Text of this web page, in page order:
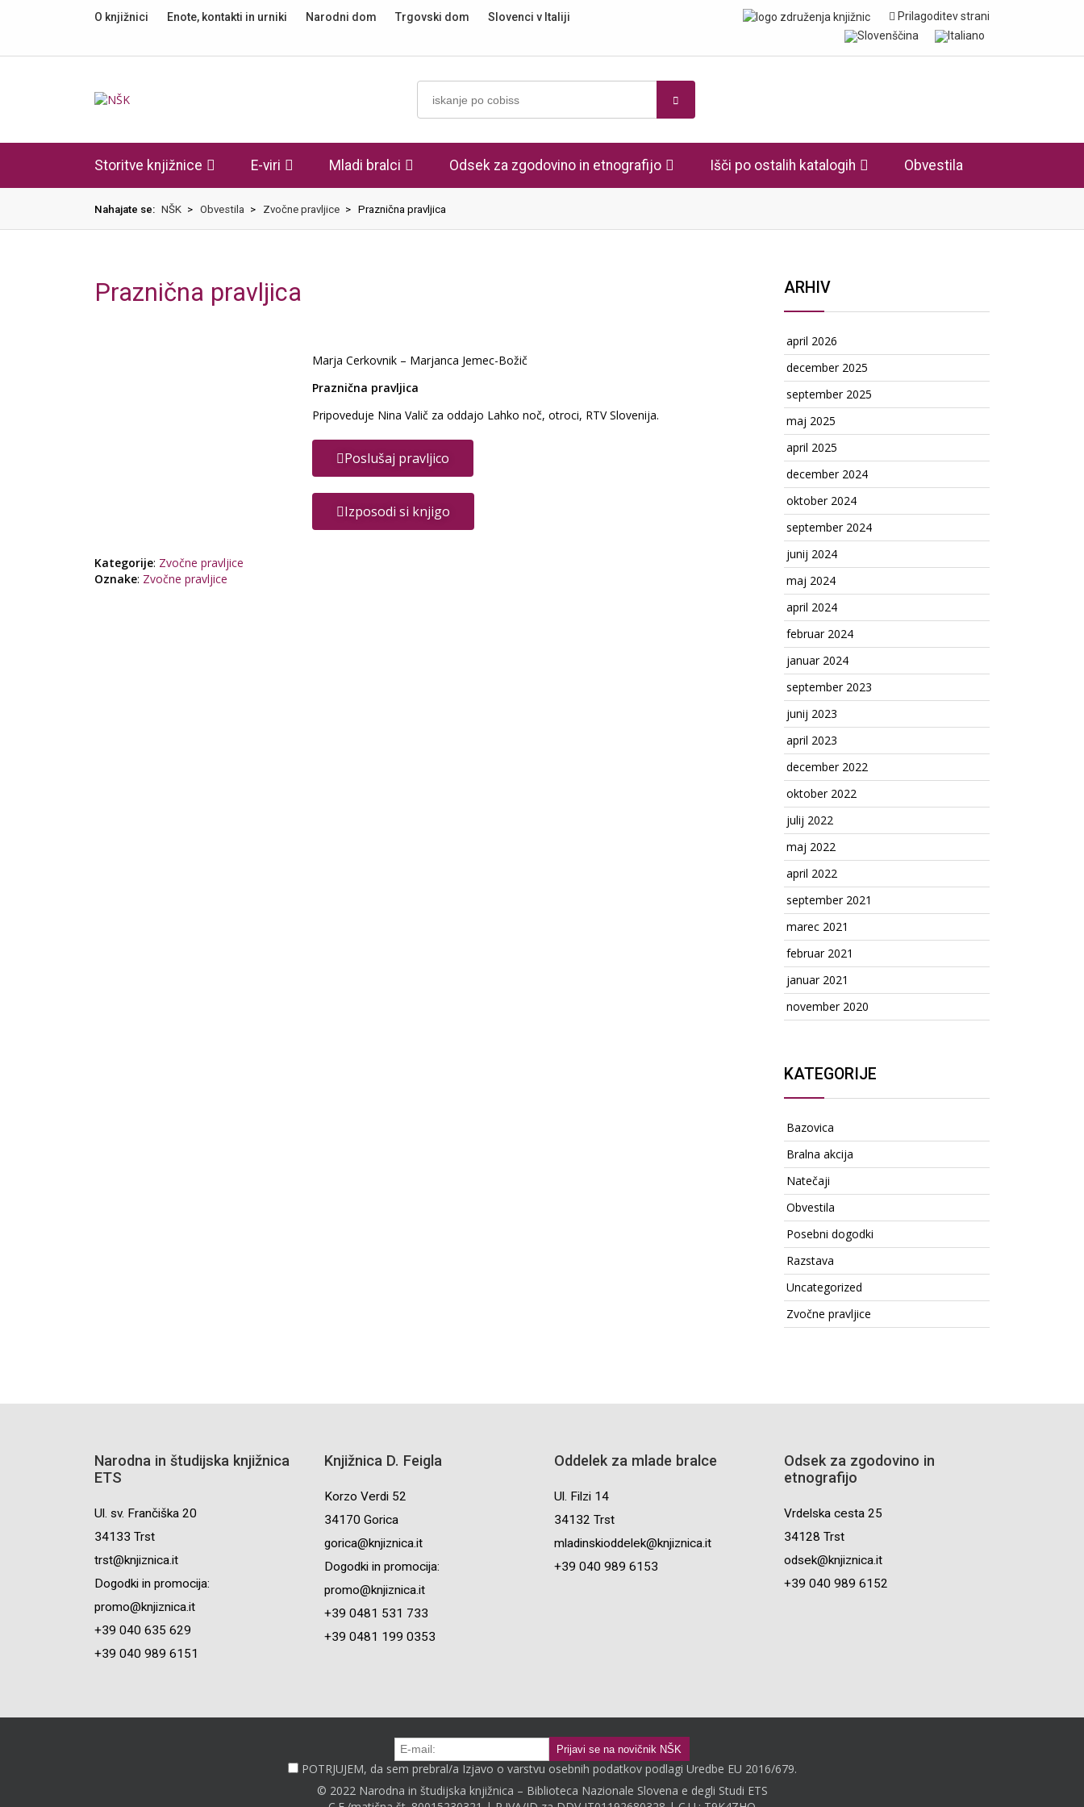
O knjižnici Enote, kontakti in urniki Narodni dom Trgovski dom Slovenci v Italiji Prilagoditev strani
Storitve knjižnice E-viri Mladi bralci Odsek za zgodovino in etnografijo Išči po ostalih katalogih Obvestila
Nahajate se: NŠK > Obvestila > Zvočne pravljice > Praznična pravljica
Praznična pravljica
Marja Cerkovnik – Marjanca Jemec-Božič
Praznična pravljica
Pripoveduje Nina Valič za oddajo Lahko noč, otroci, RTV Slovenija.
Poslušaj pravljico
Izposodi si knjigo
Kategorije: Zvočne pravljice
Oznake: Zvočne pravljice
ARHIV
april 2026
december 2025
september 2025
maj 2025
april 2025
december 2024
oktober 2024
september 2024
junij 2024
maj 2024
april 2024
februar 2024
januar 2024
september 2023
junij 2023
april 2023
december 2022
oktober 2022
julij 2022
maj 2022
april 2022
september 2021
marec 2021
februar 2021
januar 2021
november 2020
KATEGORIJE
Bazovica
Bralna akcija
Natečaji
Obvestila
Posebni dogodki
Razstava
Uncategorized
Zvočne pravljice
Narodna in študijska knjižnica
ETS
Ul. sv. Frančiška 20
34133 Trst
trst@knjiznica.it
Dogodki in promocija:
promo@knjiznica.it
+39 040 635 629
+39 040 989 6151
Knjižnica D. Feigla
Korzo Verdi 52
34170 Gorica
gorica@knjiznica.it
Dogodki in promocija:
promo@knjiznica.it
+39 0481 531 733
+39 0481 199 0353
Oddelek za mlade bralce
Ul. Filzi 14
34132 Trst
mladinskioddelek@knjiznica.it
+39 040 989 6153
Odsek za zgodovino in
etnografijo
Vrdelska cesta 25
34128 Trst
odsek@knjiznica.it
+39 040 989 6152
POTRJUJEM, da sem prebral/a Izjavo o varstvu osebnih podatkov podlagi Uredbe EU 2016/679.
© 2022 Narodna in študijska knjižnica – Biblioteca Nazionale Slovena e degli Studi ETS